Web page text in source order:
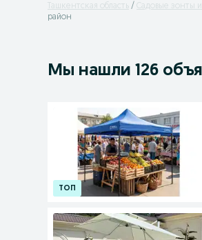
Ташкентская область
Садовые зонты
район
Мы нашли 126